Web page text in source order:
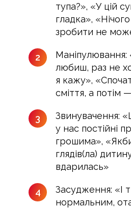
тупа?», «У цій
гладка»,
зробити не
2
любиш, раз не
я кажу»,
сміття, а потім
3
Звинувачення:
у нас постійні
грошима»,
глядів(ла)
вдарилась»
4
Засудження: «І
нормальним,